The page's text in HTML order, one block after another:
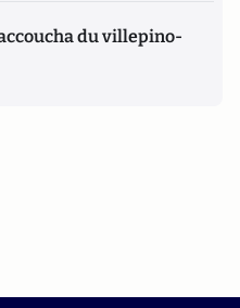
du villepino-